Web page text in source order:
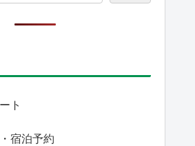
ト
宿泊予約